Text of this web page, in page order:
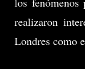
realizaron
Londres como